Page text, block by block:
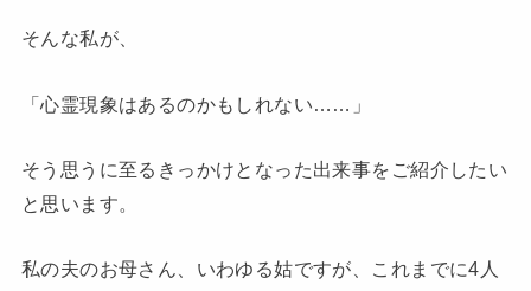
そんな私が、
「心霊現象はあるのかもしれない……」
そう思うに至るきっかけとなった出来事をご紹介したい
と思います。
私の夫のお母さん、いわゆる姑ですが、これまでに4人